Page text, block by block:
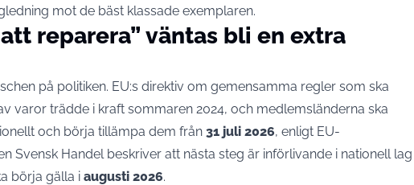
mot de bäst klassade exemplaren.
reparera” väntas bli en extra
på politiken. EU:s direktiv om gemensamma regler som ska
varor trädde i kraft sommaren 2024, och medlemsländerna ska
och börja tillämpa dem från 31 juli 2026, enligt EU-
Svensk Handel beskriver att nästa steg är införlivande i nationell lag
börja gälla i augusti 2026.